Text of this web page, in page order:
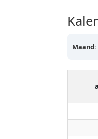
Maand: